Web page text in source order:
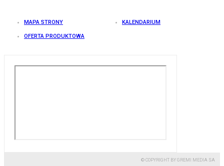
MAPA STRONY KALENDARIUM
OFERTA PRODUKTOWA
© COPYRIGHT BY GREMI MEDIA SA